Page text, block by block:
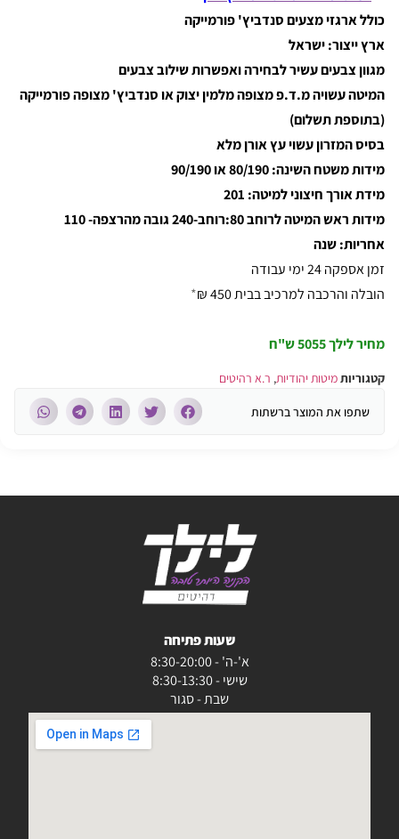
כולל ארגזי מצעים סנדביץ' פורמייקה
ארץ ייצור: ישראל
מגוון צבעים עשיר לבחירה ואפשרות שילוב צבעים
המיטה עשויה מ.ד.פ מצופה מלמין יצוק או סנדביץ' מצופה פורמייקה
(בתוספת תשלום)
בסיס המזרון עשוי עץ אורן מלא
מידות משטח השינה: 80/190 או 90/190
מידת אורך חיצוני למיטה: 201
מידות ראש המיטה לרוחב 80:רוחב-240 גובה מהרצפה- 110
אחריות: שנה
זמן אספקה 24 ימי עבודה
הובלה והרכבה למרכיב בבית 450 ₪
*
מחיר לילך 5055 ש"ח
קטגוריותמיטות יהודיות, ר.א רהיטים
שתפו את המוצר ברשתות
שעות פתיחה
א'-ה' - 8:30-20:00
שישי - 8:30-13:30
שבת - סגור